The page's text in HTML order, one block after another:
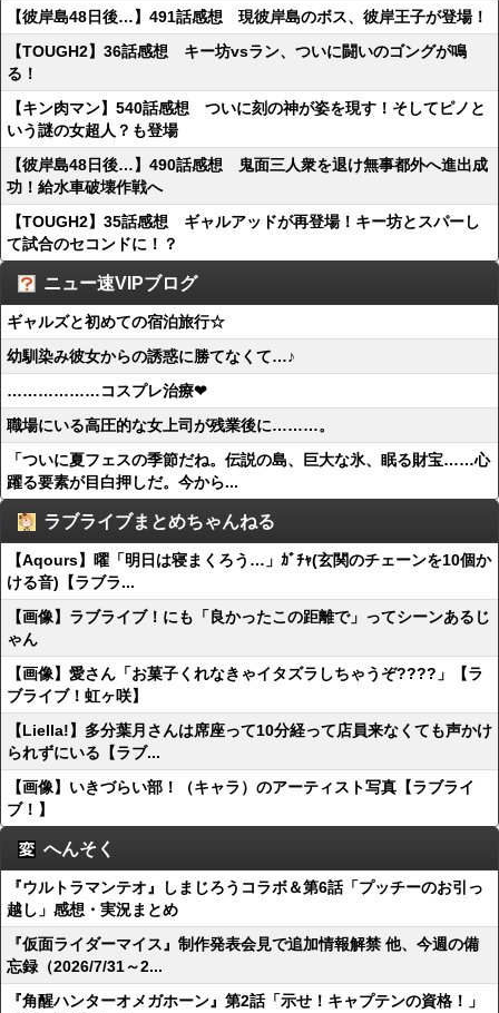
【彼岸島48日後…】491話感想 現彼岸島のボス、彼岸王子が登場！
【TOUGH2】36話感想 キー坊vsラン、ついに闘いのゴングが鳴
る！
【キン肉マン】540話感想 ついに刻の神が姿を現す！そしてピノと
いう謎の女超人？も登場
【彼岸島48日後…】490話感想 鬼面三人衆を退け無事都外へ進出成
功！給水車破壊作戦へ
【TOUGH2】35話感想 ギャルアッドが再登場！キー坊とスパーし
て試合のセコンドに！？
ニュー速VIPブログ
ギャルズと初めての宿泊旅行☆
幼馴染み彼女からの誘惑に勝てなくて…♪
………………コスプレ治療❤
職場にいる高圧的な女上司が残業後に………。
「ついに夏フェスの季節だね。伝説の島、巨大な氷、眠る財宝……心
躍る要素が目白押しだ。今から...
ラブライブまとめちゃんねる
【Aqours】曜「明日は寝まくろう…」ｶﾞﾁｬ(玄関のチェーンを10個か
ける音)【ラブラ...
【画像】ラブライブ！にも「良かったこの距離で」ってシーンあるじ
ゃん
【画像】愛さん「お菓子くれなきゃイタズラしちゃうぞ????」【ラ
ブライブ！虹ヶ咲】
【Liella!】多分葉月さんは席座って10分経って店員来なくても声かけ
られずにいる【ラブ...
【画像】いきづらい部！（キャラ）のアーティスト写真【ラブライ
ブ！】
へんそく
『ウルトラマンテオ』しまじろうコラボ＆第6話「プッチーのお引っ
越し」感想・実況まとめ
『仮面ライダーマイス』制作発表会見で追加情報解禁 他、今週の備
忘録（2026/7/31～2...
『角醒ハンターオメガホーン』第2話「示せ！キャプテンの資格！」